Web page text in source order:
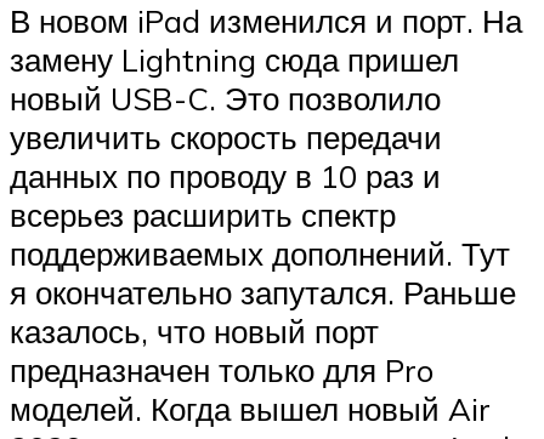
В новом iPad изменился и порт. На
замену Lightning сюда пришел
новый USB-C. Это позволило
увеличить скорость передачи
данных по проводу в 10 раз и
всерьез расширить спектр
поддерживаемых дополнений. Тут
я окончательно запутался. Раньше
казалось, что новый порт
предназначен только для Pro
моделей. Когда вышел новый Air